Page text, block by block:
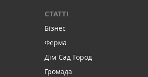
СТАТТІ
Бізнес
Ферма
Дім-Сад-Город
Громада